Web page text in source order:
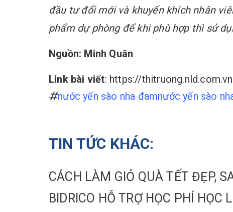
đầu tư đổi mới và khuyến khích nhân
phẩm dự phòng để khi phù hợp thì sử
Nguồn: Minh Quân
Link bài viết: https://
nước yến sào nha đamnước yến sào
TIN TỨC KHÁC:
CÁCH LÀM GIỎ QUÀ TẾT ĐẸP,
BIDRICO HỖ TRỢ HỌC PHÍ HỌC